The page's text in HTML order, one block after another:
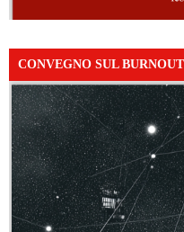
CONVEGNO SUL